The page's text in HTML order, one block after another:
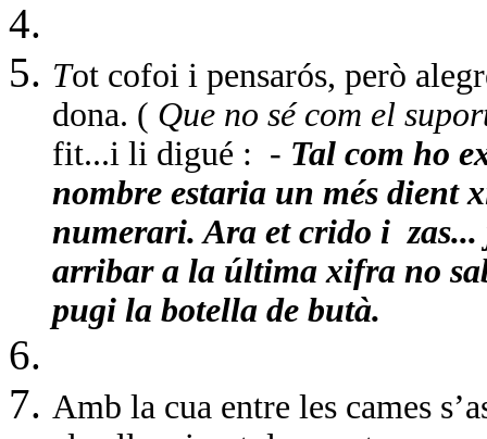
Tot cofoi i pensarós, però
dona. ( Que no sé com el
fit...i li digué : - Tal com ho
nombre estaria un més dient
numerari. Ara et crido i
arribar a la última xifra no
pugi la botella de butà.
Amb la cua entre les cames